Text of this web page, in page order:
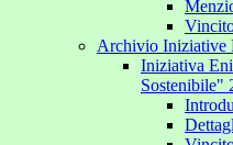
Archivio Iniziative
Iniziativa
Sostenibile"